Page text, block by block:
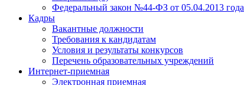
Федеральный закон №44-ФЗ от 05.04.2013 года
Кадры
Вакантные должности
Требования к кандидатам
Условия и результаты конкурсов
Перечень образовательных учреждений
Интернет-приемная
Электронная приемная